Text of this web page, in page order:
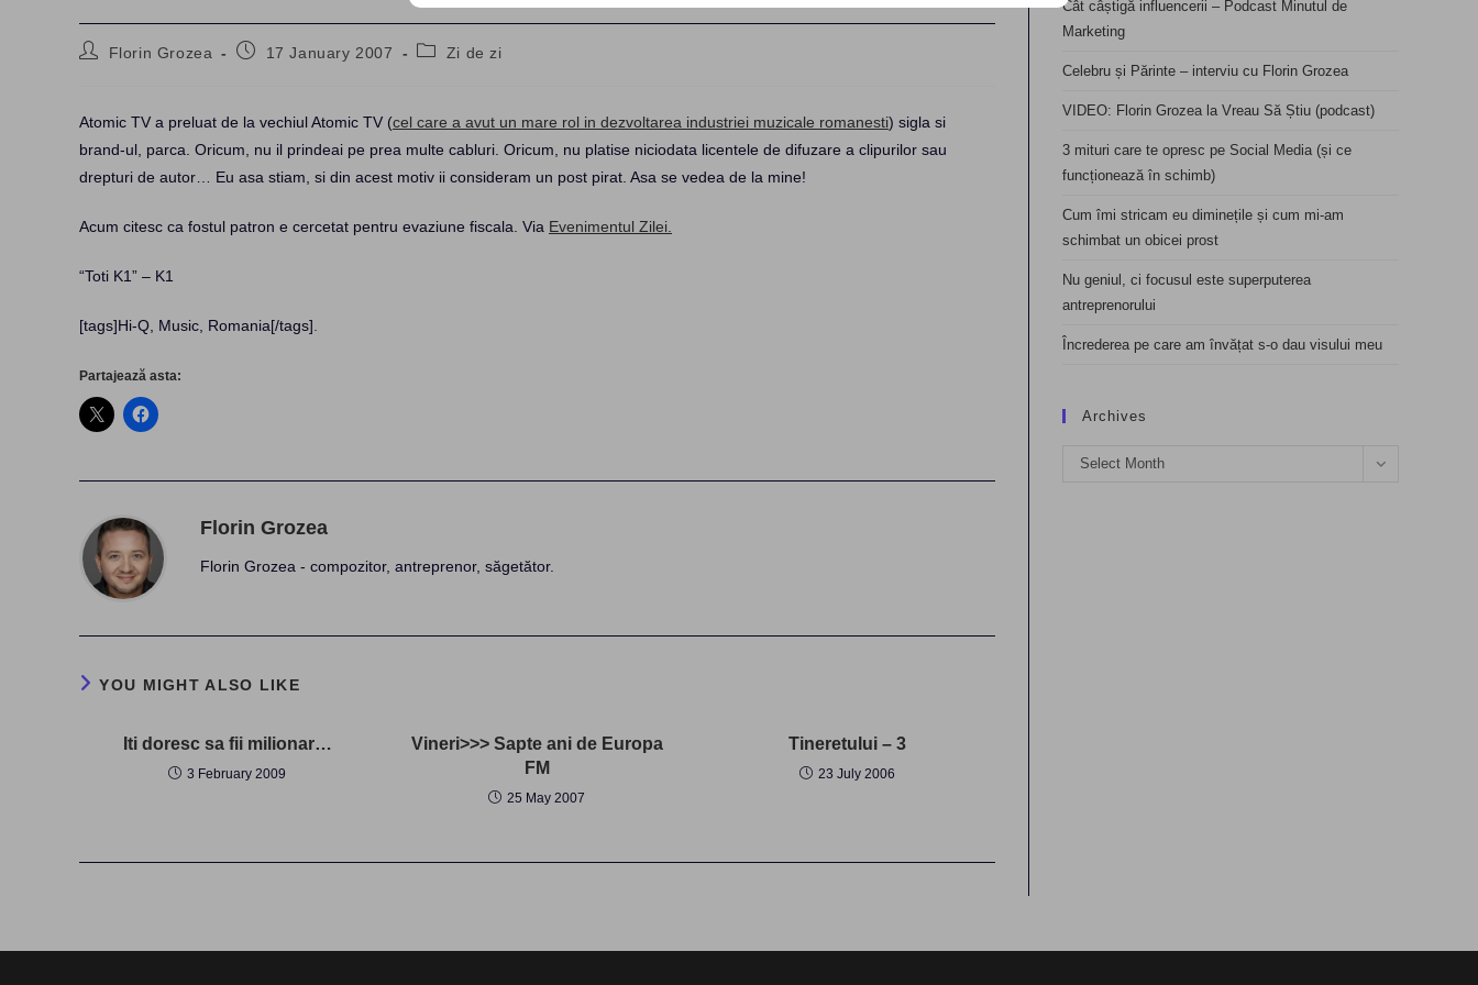
PostFlorin Grozea
Post17 January 2007
PostZi de zi
Atomic TV a preluat de la vechiul Atomic TV (cel care a avut un mare rol in dezvoltarea industriei muzicale romanesti) sigla si
brand-ul, parca. Oricum, nu il prindeai pe prea multe cabluri. Oricum, nu platise niciodata licentele de difuzare a clipurilor sau
drepturi de autor… Eu asa stiam, si din acest motiv ii consideram un post pirat. Asa se vedea de la mine!
Acum citesc ca fostul patron e cercetat pentru evaziune fiscala. Via Evenimentul Zilei.
“Toti K1” – K1
[tags]Hi-Q, Music, Romania[/tags]
Partajează asta:
Florin Grozea
Florin Grozea - compozitor, antreprenor, săgetător.
YOU MIGHT ALSO LIKE
Iti doresc sa fii milionar…
3 February 2009
Vineri>>> Sapte ani de Europa
FM
25 May 2007
Tineretului – 3
23 July 2006
Cât câștigă influencerii – Podcast Minutul de
Marketing
Celebru și Părinte – interviu cu Florin Grozea
VIDEO: Florin Grozea la Vreau Să Știu (podcast)
3 mituri care te opresc pe Social Media (și ce
funcționează în schimb)
Cum îmi stricam eu diminețile și cum mi-am
schimbat un obicei prost
Nu geniul, ci focusul este superputerea
antreprenorului
Încrederea pe care am învățat s-o dau visului meu
Archives
Archives
Select Month